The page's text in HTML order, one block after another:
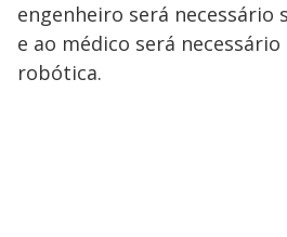
engenheiro será necessário
e ao médico será
robótica.